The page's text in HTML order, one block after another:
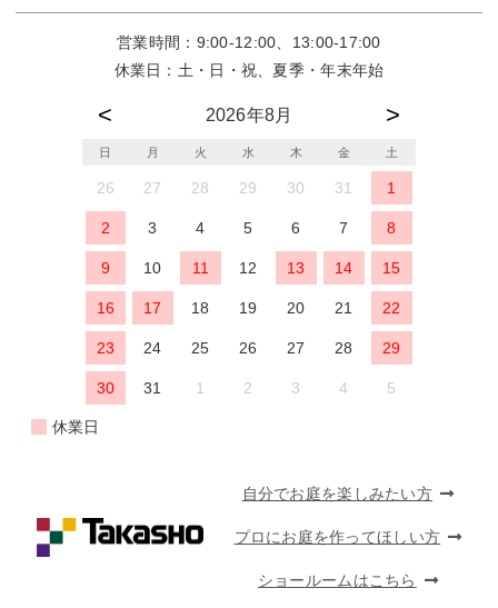
営業時間：9:00-12:00、13:00-17:00
休業日：土・日・祝、夏季・年末年始
2026年8月
日 月 火 水 木 金 土
26 27 28 29 30 31 1
2 3 4 5 6 7 8
9 10 11 12 13 14 15
16 17 18 19 20 21 22
23 24 25 26 27 28 29
30 31 1 2 3 4 5
休業日
自分でお庭を楽しみたい方
プロにお庭を作ってほしい方
ショールームはこちら